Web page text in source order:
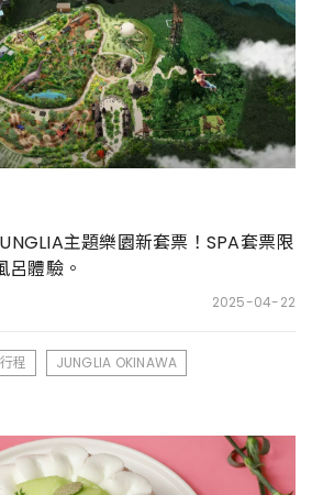
主題樂園新套票！SPA套票限
呂體驗。
2025-04-22
程 JUNGLIA OKINAWA